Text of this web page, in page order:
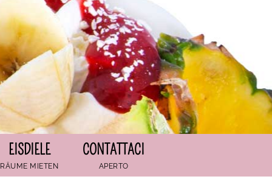
EISDIELE
RÄUME MIETEN
CONTATTACI
APERTO